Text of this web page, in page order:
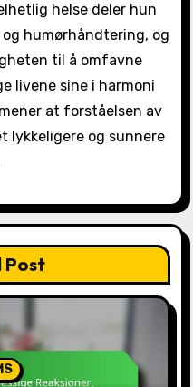
helse deler hun
humørhåndtering, og
til å omfavne
livene sine i harmoni
at forståelsen av
lykkeligere og sunnere
Post